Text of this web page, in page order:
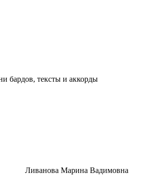
Ливанова Марина Вадимовна